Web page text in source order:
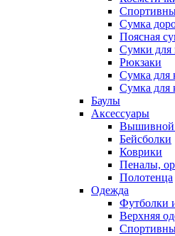
Сумка
Поясная
Сумки для
Рюкзаки
Сумка для
Сумка для
Баулы
Аксессуары
Вышивной
Бейсболки
Коврики
Пеналы,
Полотенца
Одежда
Футболки
Верхняя